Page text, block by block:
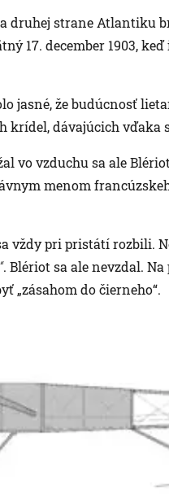
druhej strane Atlantiku
17. december 1903,
jasné, že budúcnosť
krídel, dávajúcich
vo vzduchu sa ale
menom
vždy pri pristátí rozbili.
. Blériot sa ale nevzdal.
„zásahom do čierneho“.